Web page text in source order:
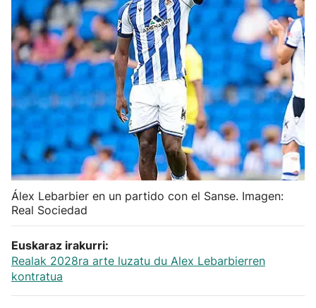
Ciclismo
Herri-kirolak
Balonmano
Kirolak 360
Atletismo
Carreras de montaña
Más deportes
"Helmuga"
Álex Lebarbier en un partido con el Sanse. Imagen:
Real Sociedad
Euskaraz irakurri:
Realak 2028ra arte luzatu du Alex Lebarbierren
kontratua